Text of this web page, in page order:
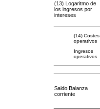
(13) Logaritmo de
los ingresos por
intereses
(14) Costes
operativos
Ingresos
operativos
Saldo Balanza
corriente